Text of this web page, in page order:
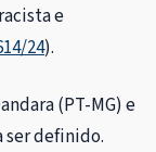
e
24).
(PT-MG) e
ser definido.